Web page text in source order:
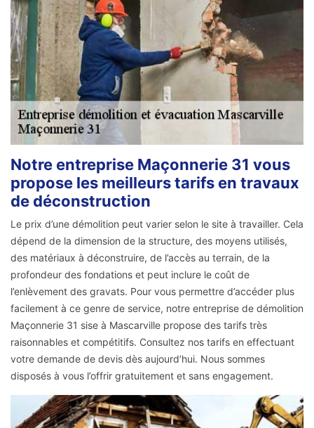
Notre entreprise Maçonnerie 31 vous
propose les meilleurs tarifs en travaux
de déconstruction
Le prix d’une démolition peut varier selon le site à travailler. Cela
dépend de la dimension de la structure, des moyens utilisés,
des matériaux à déconstruire, de l’accès au terrain, de la
profondeur des fondations et peut inclure le coût de
l’enlèvement des gravats. Pour vous permettre d’accéder plus
facilement à ce genre de service, notre entreprise de démolition
Maçonnerie 31 sise à Mascarville propose des tarifs très
raisonnables et compétitifs. Consultez nos tarifs en effectuant
votre demande de devis dès aujourd’hui. Nous sommes
disposés à vous l’offrir gratuitement et sans engagement.